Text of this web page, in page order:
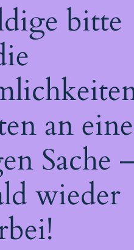
bitte
an
Sache
wieder